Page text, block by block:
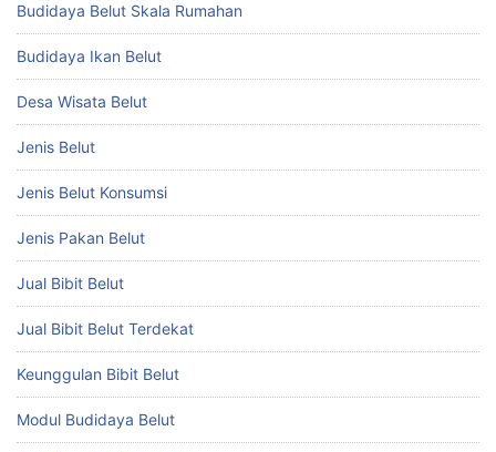
Budidaya Belut Skala Rumahan
Budidaya Ikan Belut
Desa Wisata Belut
Jenis Belut
Jenis Belut Konsumsi
Jenis Pakan Belut
Jual Bibit Belut
Jual Bibit Belut Terdekat
Keunggulan Bibit Belut
Modul Budidaya Belut